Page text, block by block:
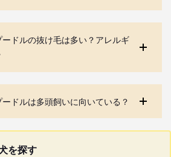
ドルの抜け毛は多い？アレルギ
ドルは多頭飼いに向いている？
を探す